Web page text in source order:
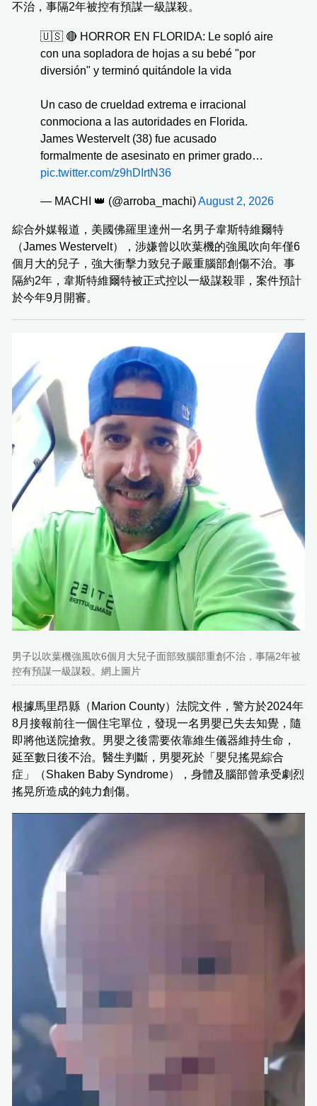
不治，事隔2年被控有預謀一級謀殺。
🇺🇸 🔴 HORROR EN FLORIDA: Le sopló aire
con una sopladora de hojas a su bebé "por
diversión" y terminó quitándole la vida
Un caso de crueldad extrema e irracional
conmociona a las autoridades en Florida.
James Westervelt (38) fue acusado
formalmente de asesinato en primer grado…
pic.twitter.com/z9hDIrtN36
— MACHI 👑 (@arroba_machi)August 2, 2026
綜合外媒報道，美國佛羅里達州一名男子韋斯特維爾特
（James Westervelt），涉嫌曾以吹葉機的強風吹向年僅6
個月大的兒子，強大衝擊力致兒子嚴重腦部創傷不治。事
隔約2年，韋斯特維爾特被正式控以一級謀殺罪，案件預計
於今年9月開審。
男子以吹葉機強風吹6個月大兒子面部致腦部重創不治，事隔2年被
控有預謀一級謀殺。網上圖片
根據馬里昂縣（Marion County）法院文件，警方於2024年
8月接報前往一個住宅單位，發現一名男嬰已失去知覺，隨
即將他送院搶救。男嬰之後需要依靠維生儀器維持生命，
延至數日後不治。醫生判斷，男嬰死於「嬰兒搖晃綜合
症」（Shaken Baby Syndrome），身體及腦部曾承受劇烈
搖晃所造成的鈍力創傷。